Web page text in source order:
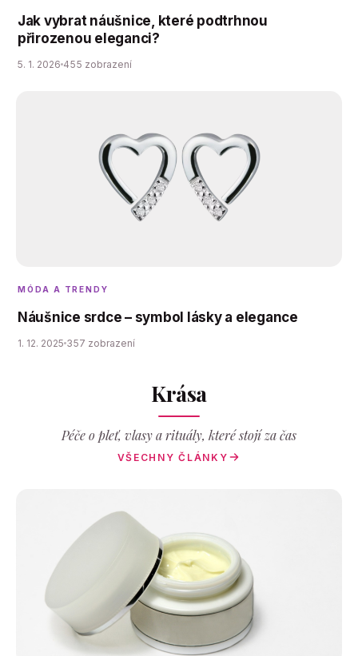
Jak vybrat náušnice, které podtrhnou
přirozenou eleganci?
5. 1. 2026 455 zobrazení
MÓDA A TRENDY
Náušnice srdce – symbol lásky a elegance
1. 12. 2025 357 zobrazení
Krása
Péče o pleť, vlasy a rituály, které stojí za čas
VŠECHNY ČLÁNKY